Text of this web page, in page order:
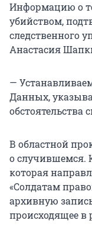
Информацию о
убийством,
следственного
Анастасия
—
Данных,
обстоятельства
В областной
о случившемся.
которая
«Солдатам
архивную
происходящее в